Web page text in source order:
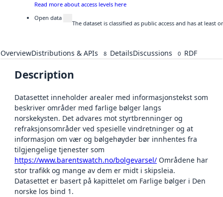
Read more about access levels here
Open data
The dataset is classified as public access and has at
OverviewDistributions & APIs 8 DetailsDiscussions 0 RDF
Description
Datasettet inneholder arealer med informasjonstekst som
beskriver områder med farlige bølger langs
norskekysten. Det advares mot styrtbrenninger og
refraksjonsområder ved spesielle vindretninger og at
informasjon om vær og bølgehøyder bør innhentes fra
tilgjengelige tjenester som
https://www.barentswatch.no/bolgevarsel/ Områdene har
stor trafikk og mange av dem er midt i skipsleia.
Datasettet er basert på kapittelet om Farlige bølger i Den
norske los bind 1.